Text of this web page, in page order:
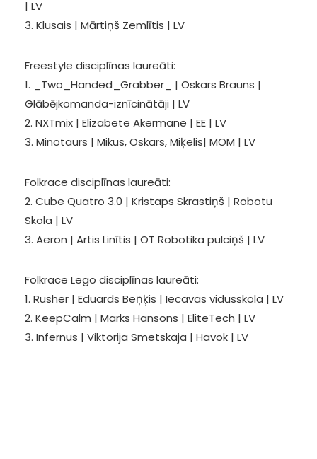
| LV
3. Klusais | Mārtiņš Zemlītis | LV
Freestyle disciplīnas laureāti:
1. _Two_Handed_Grabber_ | Oskars Brauns |
Glābējkomanda-iznīcinātāji | LV
2. NXTmix | Elizabete Akermane | EE | LV
3. Minotaurs | Mikus, Oskars, Miķelis| MOM | LV
Folkrace disciplīnas laureāti:
2. Cube Quatro 3.0 | Kristaps Skrastiņš | Robotu
Skola | LV
3. Aeron | Artis Linītis | OT Robotika pulciņš | LV
Folkrace Lego disciplīnas laureāti:
1. Rusher | Eduards Beņķis | Iecavas vidusskola | LV
2. KeepCalm | Marks Hansons | EliteTech | LV
3. Infernus | Viktorija Smetskaja | Havok | LV